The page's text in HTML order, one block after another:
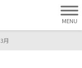
MENU
3月